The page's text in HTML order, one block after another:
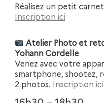
Réalisez un petit
Inscription ici
Atelier Photo et
Yohann Cordelle
Venez avec votre
smartphone, shootez,
2 photos. Inscription ici